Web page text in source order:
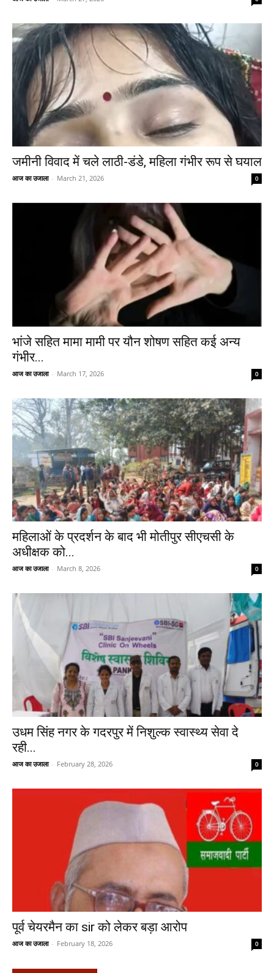
जमीनी विवाद में चले लाठी-डंडे, महिला गंभीर रूप से घयाल
आज का उजाला - March 21, 2026 0
भांजे सहित मामा मामी पर यौन शोषण सहित कई अन्य
गंभीर...
आज का उजाला - March 17, 2026 0
महिलाओं के प्रदर्शन के बाद भी मोतीपुर सीएचसी के
अधीक्षक को...
आज का उजाला - March 8, 2026 0
उधम सिंह नगर के गदरपुर में निशुल्क स्वास्थ्य सेवा दे
रही...
आज का उजाला - February 28, 2026 0
पूर्व चेयरमैन का sir को लेकर बड़ा आरोप
आज का उजाला - February 18, 2026 0